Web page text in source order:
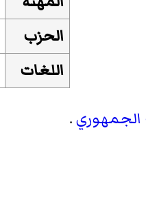
الحزب
اللغات
الجمهوري.